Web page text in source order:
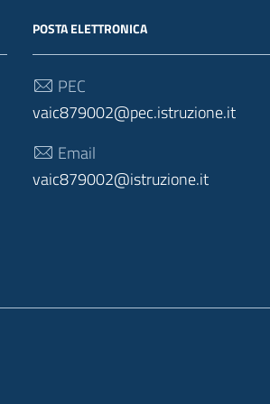
POSTA ELETTRONICA
PEC
vaic879002@pec.istruzione.it
Email
vaic879002@istruzione.it